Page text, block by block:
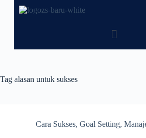
Tag alasan untuk sukses
Cara Sukses, Goal Setting,